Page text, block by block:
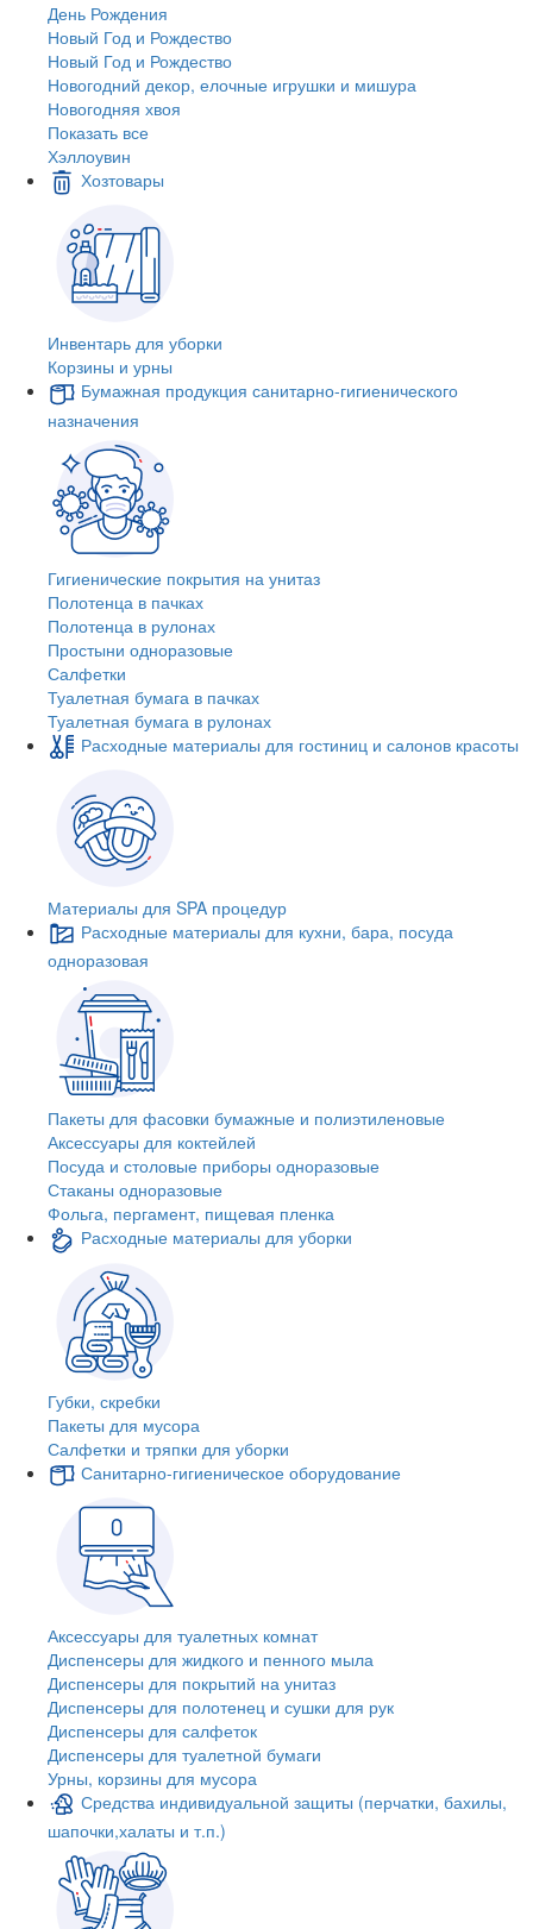
День Рождения
Новый Год и Рождество
Новый Год и Рождество
Новогодний декор, елочные игрушки и мишура
Новогодняя хвоя
Показать все
Хэллоувин
Хозтовары
Инвентарь для уборки
Корзины и урны
Бумажная продукция санитарно-гигиенического
назначения
Гигиенические покрытия на унитаз
Полотенца в пачках
Полотенца в рулонах
Простыни одноразовые
Салфетки
Туалетная бумага в пачках
Туалетная бумага в рулонах
Расходные материалы для гостиниц и салонов красоты
Материалы для SPA процедур
Расходные материалы для кухни, бара, посуда
одноразовая
Пакеты для фасовки бумажные и полиэтиленовые
Аксессуары для коктейлей
Посуда и столовые приборы одноразовые
Стаканы одноразовые
Фольга, пергамент, пищевая пленка
Расходные материалы для уборки
Губки, скребки
Пакеты для мусора
Салфетки и тряпки для уборки
Санитарно-гигиеническое оборудование
Аксессуары для туалетных комнат
Диспенсеры для жидкого и пенного мыла
Диспенсеры для покрытий на унитаз
Диспенсеры для полотенец и сушки для рук
Диспенсеры для салфеток
Диспенсеры для туалетной бумаги
Урны, корзины для мусора
Средства индивидуальной защиты (перчатки, бахилы,
шапочки,халаты и т.п.)